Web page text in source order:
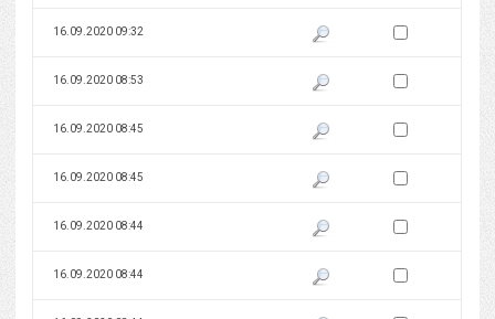
16.09.2020 09:32 Pokaż podgląd wersji z dnia
Zaznacz wersję do
16.09.2020 08:53 Pokaż podgląd wersji z dnia
Zaznacz wersję do
16.09.2020 08:45 Pokaż podgląd wersji z dnia
Zaznacz wersję do
16.09.2020 08:45 Pokaż podgląd wersji z dnia
Zaznacz wersję do
16.09.2020 08:44 Pokaż podgląd wersji z dnia
Zaznacz wersję do
16.09.2020 08:44 Pokaż podgląd wersji z dnia
Zaznacz wersję do